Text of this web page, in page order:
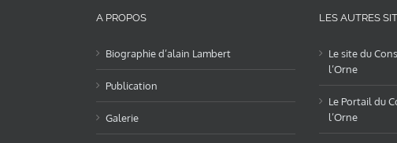
A PROPOS
Biographie d’alain Lambert
Publication
Galerie
LES AUTRES
Le site du
l’Orne
Le Portail du
l’Orne